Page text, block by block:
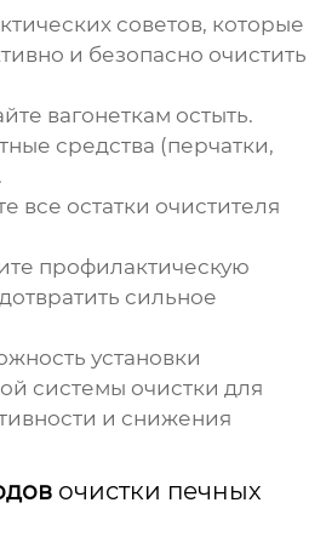
советов, которые
и безопасно очистить
вагонеткам остыть.
средства (перчатки,
все остатки очистителя
профилактическую
сильное
установки
системы очистки для
и снижения
очистки печных